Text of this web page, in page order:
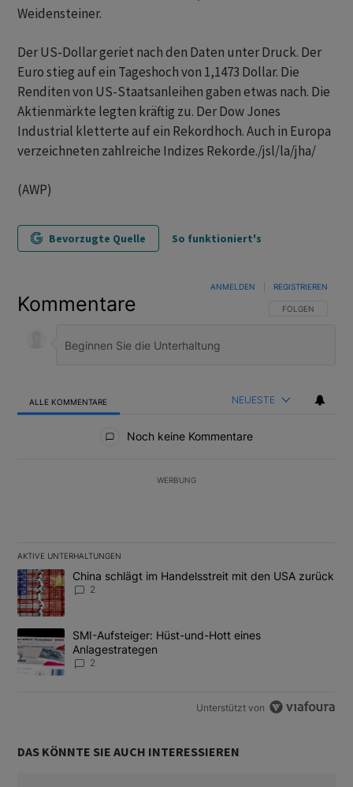
Weidensteiner.
Der US-Dollar geriet nach den Daten unter Druck. Der
Euro stieg auf ein Tageshoch von 1,1473 Dollar. Die
Renditen von US-Staatsanleihen gaben etwas nach. Die
Aktienmärkte legten kräftig zu. Der Dow Jones
Industrial kletterte auf ein Rekordhoch. Auch in Europa
verzeichneten zahlreiche Indizes Rekorde./jsl/la/jha/
(AWP)
Bevorzugte Quelle So funktioniert's
Kommentare FOLGE DIESER
FOLGEN
ANMELDEN REGISTRIEREN
ALLE KOMMENTARE NEUESTE
Noch keine Kommentare
WERBUNG
AKTIVE UNTERHALTUNGEN
Das Folgende ist eine Liste der am meisten kommentierten
Ein Trendartikel mit dem Titel "China schlägt im Handelsstreit
China schlägt im Handelsstreit mit den USA zurück
2
Ein Trendartikel mit dem Titel "SMI-Aufsteiger: Hüst-und-Hott
SMI-Aufsteiger: Hüst-und-Hott eines
Anlagestrategen
2
Unterstützt von
DAS KÖNNTE SIE AUCH INTERESSIEREN